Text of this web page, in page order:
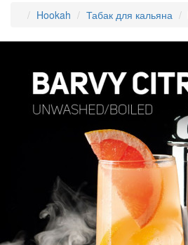
Hookah
Табак для кальяна